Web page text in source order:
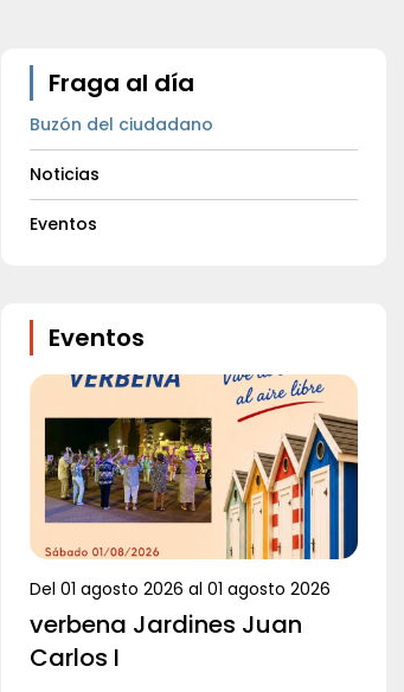
Fraga al día
Buzón del ciudadano
Noticias
Eventos
Eventos
Del 01 agosto 2026 al 01 agosto 2026
verbena Jardines Juan
Carlos I